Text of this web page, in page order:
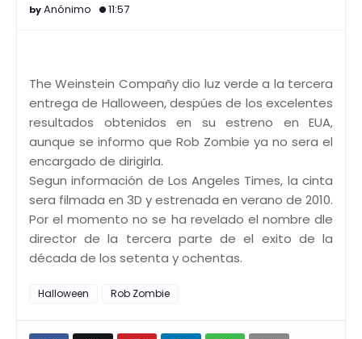
Anónimo 11:57
The Weinstein Compañy dio luz verde a la tercera
entrega de Halloween, despúes de los excelentes
resultados obtenidos en su estreno en EUA,
aunque se informo que Rob Zombie ya no sera el
encargado de dirigirla.
Segun información de Los Angeles Times, la cinta
sera filmada en 3D y estrenada en verano de 2010.
Por el momento no se ha revelado el nombre dle
director de la tercera parte de el exito de la
década de los setenta y ochentas.
Halloween Rob Zombie